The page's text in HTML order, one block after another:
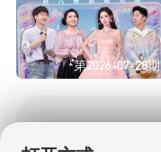
第2026-07-28期